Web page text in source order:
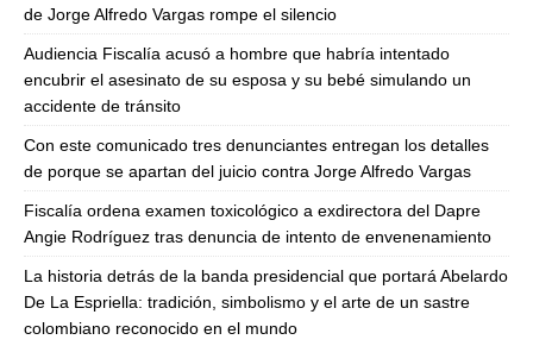
de Jorge Alfredo Vargas rompe el silencio
Audiencia Fiscalía acusó a hombre que habría intentado
encubrir el asesinato de su esposa y su bebé simulando un
accidente de tránsito
Con este comunicado tres denunciantes entregan los detalles
de porque se apartan del juicio contra Jorge Alfredo Vargas
Fiscalía ordena examen toxicológico a exdirectora del Dapre
Angie Rodríguez tras denuncia de intento de envenenamiento
La historia detrás de la banda presidencial que portará Abelardo
De La Espriella: tradición, simbolismo y el arte de un sastre
colombiano reconocido en el mundo